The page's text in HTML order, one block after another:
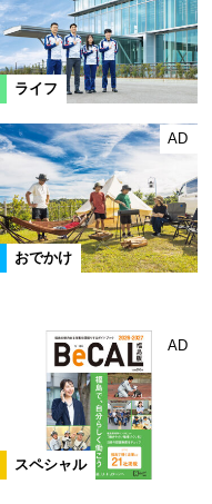
ライフ
おでかけ
AD
スペシャル
AD